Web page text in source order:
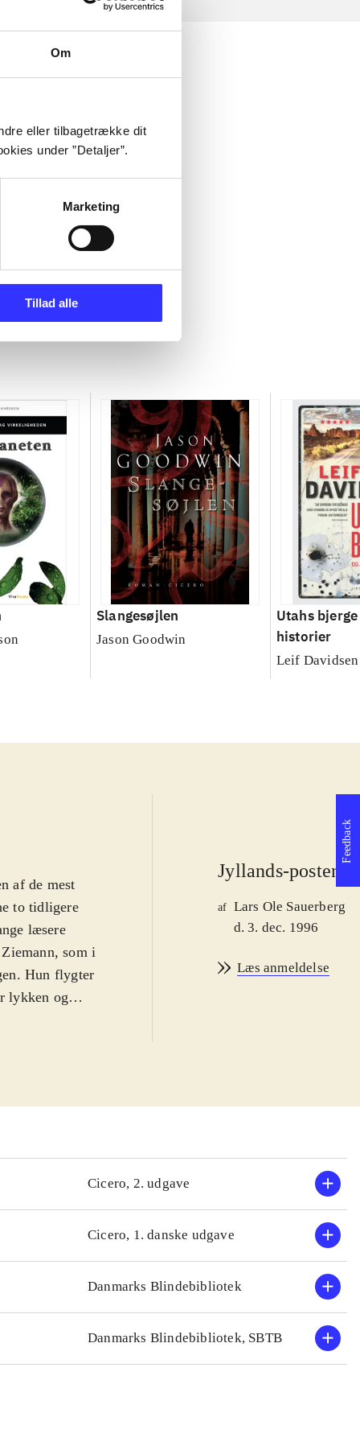
Om
eller tilbagetrække dit
under ”Detaljer”.
Marketing
Tillad alle
Slangesøjlen
Jason Goodwin
Utahs
historier
Leif Davidsen
af de mest
to tidligere
læsere
som i
Hun flygter
lykken og
forskellige
vil skaffe ham
Jyllands-posten
af Lars Ole Sauerberg
d. 3. dec. 1996
Læs anmeldelse
Cicero, 2. udgave
Cicero, 1. danske udgave
Danmarks Blindebibliotek
Danmarks Blindebibliotek, SBTB
Feedback